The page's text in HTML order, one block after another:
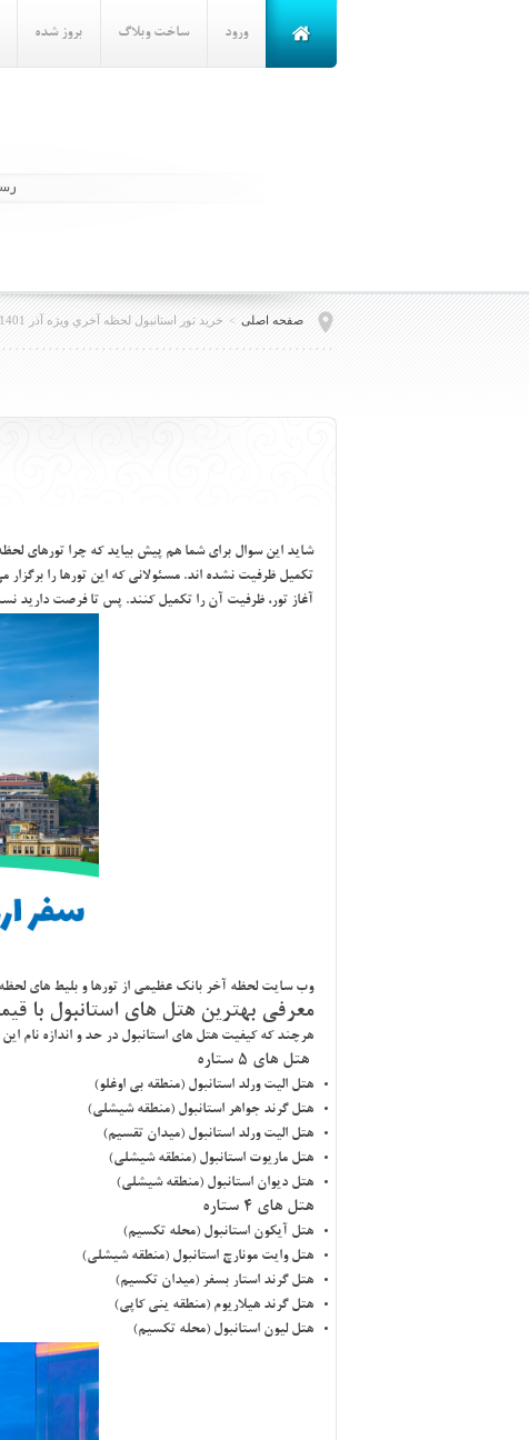
ورود ساخت وبلاگ بروز شده
صفحه اصلی > خريد تور استانبول لحظه آخري ويژه آذر 1401
شايد اين سوال براي شما هم پيش بيايد كه چرا تورهاي
آغاز تور، ظرفيت آن را تكميل كنند. پس تا فرصت داريد
وب سايت لحظه آخر بانك عظيمي از تورها و بليط هاي
معرفي بهترين هتل هاي استانبول با
هرچند كه كيفيت هتل هاي استانبول در حد و اندازه نام
هتل هاي 5 ستاره
هتل اليت ورلد استانبول (منطقه بي اوغلو)
هتل گرند جواهر استانبول (منطقه شيشلي)
هتل اليت ورلد استانبول (ميدان تقسيم)
هتل ماريوت استانبول (منطقه شيشلي)
هتل ديوان استانبول (منطقه شيشلي)
هتل هاي 4 ستاره
هتل آيكون استانبول (محله تكسيم)
هتل وايت مونارچ استانبول (منطقه شيشلي)
هتل گرند استار بسفر (ميدان تكسيم)
هتل گرند هيلاريوم (منطقه يني كاپي)
هتل ليون استانبول (محله تكسيم)